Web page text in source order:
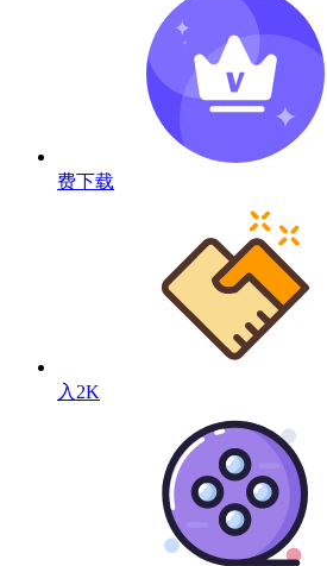
费下载
入2K